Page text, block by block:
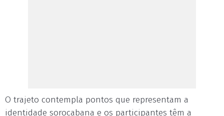
O trajeto contempla pontos que representam a
identidade sorocabana e os participantes têm a